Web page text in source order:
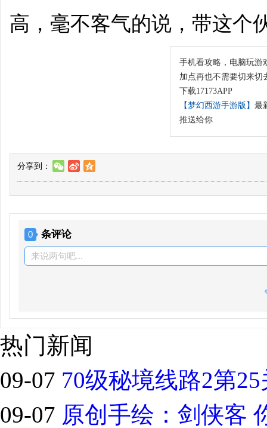
高，毫不客气的说，带这个
手机看攻略，电脑玩游
加点再也不需要切来切
下载17173APP
【梦幻西游手游版】 最
推送给你
分享到： w t z
0 条评论
来说两句吧...
热门新闻
09-07 70级秘境线路2第
09-07 原创手绘：剑侠客